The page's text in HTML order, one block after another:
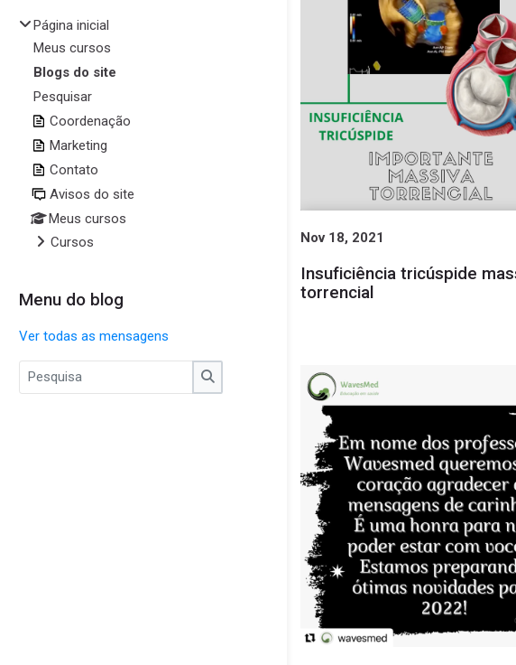
Página inicial
Meus cursos
Blogs do site
Pesquisar
Coordenação
Marketing
Contato
Avisos do site
Meus cursos
Cursos
Pular Menu do blog
Menu do blog
Ver todas as mensagens
Pesquisa
Pesquisa
Nov 18, 2021
Insuficiência tricúspide
torrencial